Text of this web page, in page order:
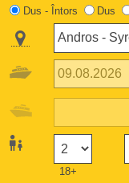
Dus - Întors Dus
18+